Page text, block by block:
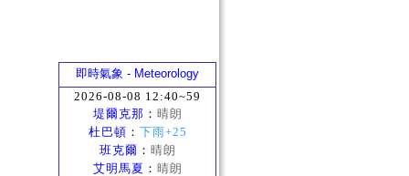
即時氣象 - Meteorology
2026-08-08 12:40~59
堤爾克那 ： 晴朗
杜巴頓 ： 下雨+25
班克爾 ： 晴朗
艾明馬夏 ： 晴朗